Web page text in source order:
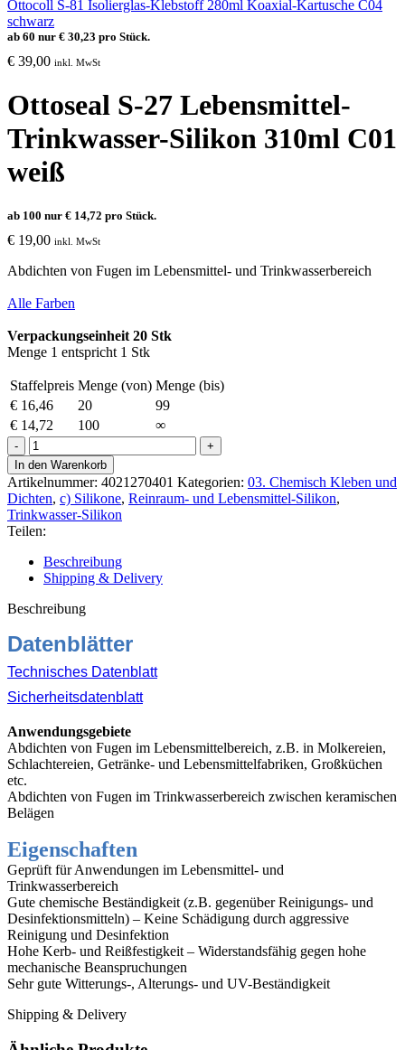
Ottocoll S-81 Isolierglas-Klebstoff 280ml Koaxial-Kartusche C04
schwarz
ab 60 nur € 30,23 pro Stück.
€ 39,00 inkl. MwSt
Ottoseal S-27 Lebensmittel-
Trinkwasser-Silikon 310ml C01
weiß
ab 100 nur € 14,72 pro Stück.
€ 19,00 inkl. MwSt
Abdichten von Fugen im Lebensmittel- und Trinkwasserbereich
Alle Farben
Verpackungseinheit 20 Stk
Menge 1 entspricht 1 Stk
Staffelpreis Menge (von) Menge (bis)
€ 16,46 20
99
€ 14,72 100
∞
Ottoseal
S-
27
Lebensmittel-
Trinkwasser-
Silikon
310ml
C01
weiß
Menge
In den Warenkorb
Artikelnummer: 4021270401 Kategorien: 03. Chemisch Kleben und
Dichten, c) Silikone, Reinraum- und Lebensmittel-Silikon,
Trinkwasser-Silikon
Teilen:
Beschreibung
Shipping & Delivery
Beschreibung
Datenblätter
Technisches Datenblatt
Sicherheitsdatenblatt
Anwendungsgebiete
Abdichten von Fugen im Lebensmittelbereich, z.B. in Molkereien,
Schlachtereien, Getränke- und Lebensmittelfabriken, Großküchen
etc.
Abdichten von Fugen im Trinkwasserbereich zwischen keramischen
Belägen
Eigenschaften
Geprüft für Anwendungen im Lebensmittel- und
Trinkwasserbereich
Gute chemische Beständigkeit (z.B. gegenüber Reinigungs- und
Desinfektionsmitteln) – Keine Schädigung durch aggressive
Reinigung und Desinfektion
Hohe Kerb- und Reißfestigkeit – Widerstandsfähig gegen hohe
mechanische Beanspruchungen
Sehr gute Witterungs-, Alterungs- und UV-Beständigkeit
Shipping & Delivery